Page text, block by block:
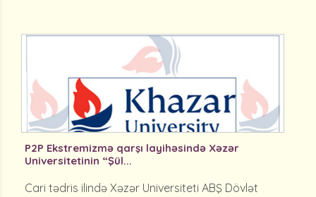
P2P Ekstremizmə qarşı layihəsində Xəzər
Universitetinin “Şül...
Cari tədris ilində Xəzər Universiteti ABŞ Dövlət